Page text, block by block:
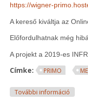
https://wigner-
A kereső kiváltja az
Előfordulhatnak még
A projekt a 2019-es
Címke: PRIMO
További információ